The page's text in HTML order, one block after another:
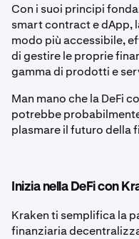
Con i suoi principi
smart contract e dApp,
modo più accessibile,
di gestire le proprie
gamma di prodotti e
Man mano che la DeFi
potrebbe
plasmare il futuro della
Inizia nella DeFi con
Kraken ti semplifica la
finanziaria